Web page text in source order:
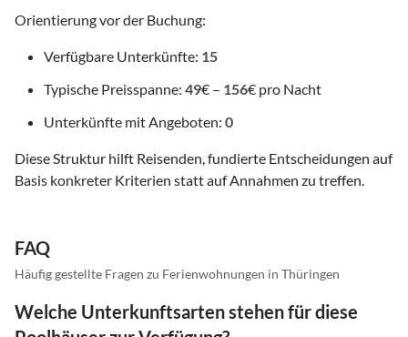
Orientierung vor der Buchung:
Verfügbare Unterkünfte: 15
Typische Preisspanne: 49€ – 156€ pro Nacht
Unterkünfte mit Angeboten: 0
Diese Struktur hilft Reisenden, fundierte Entscheidungen auf
Basis konkreter Kriterien statt auf Annahmen zu treffen.
FAQ
Häufig gestellte Fragen zu Ferienwohnungen in Thüringen
Welche Unterkunftsarten stehen für diese